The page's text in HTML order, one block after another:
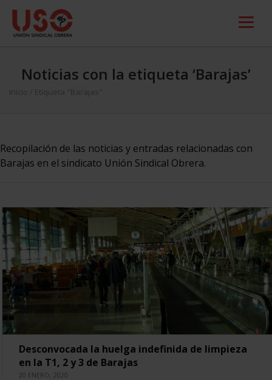
Noticias con la etiqueta ‘Barajas’
Inicio Etiqueta "Barajas"
Recopilación de las noticias y entradas relacionadas con
Barajas en el sindicato Unión Sindical Obrera.
Desconvocada la huelga indefinida de limpieza
en la T1, 2 y 3 de Barajas
20 ENERO, 2020